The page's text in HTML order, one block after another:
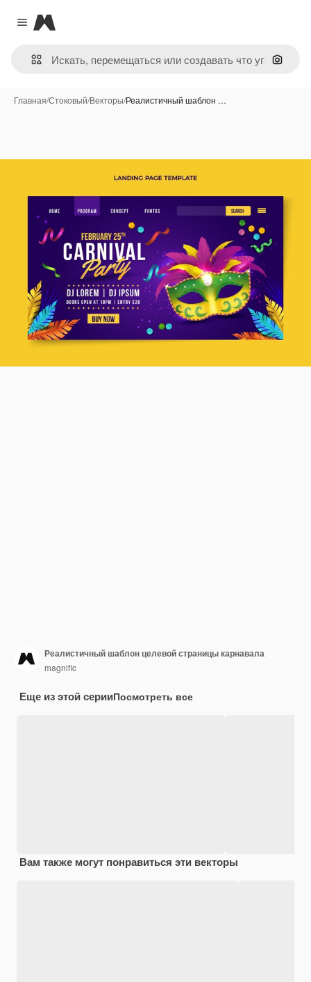
Close menu
Magnific
Поиск
Главная/Стоковый/Векторы/Реалистичный шаблон …
Реалистичный шаблон целевой страницы карнавала
magnific
Еще из этой серииПосмотреть все
Вам также могут понравиться эти векторы